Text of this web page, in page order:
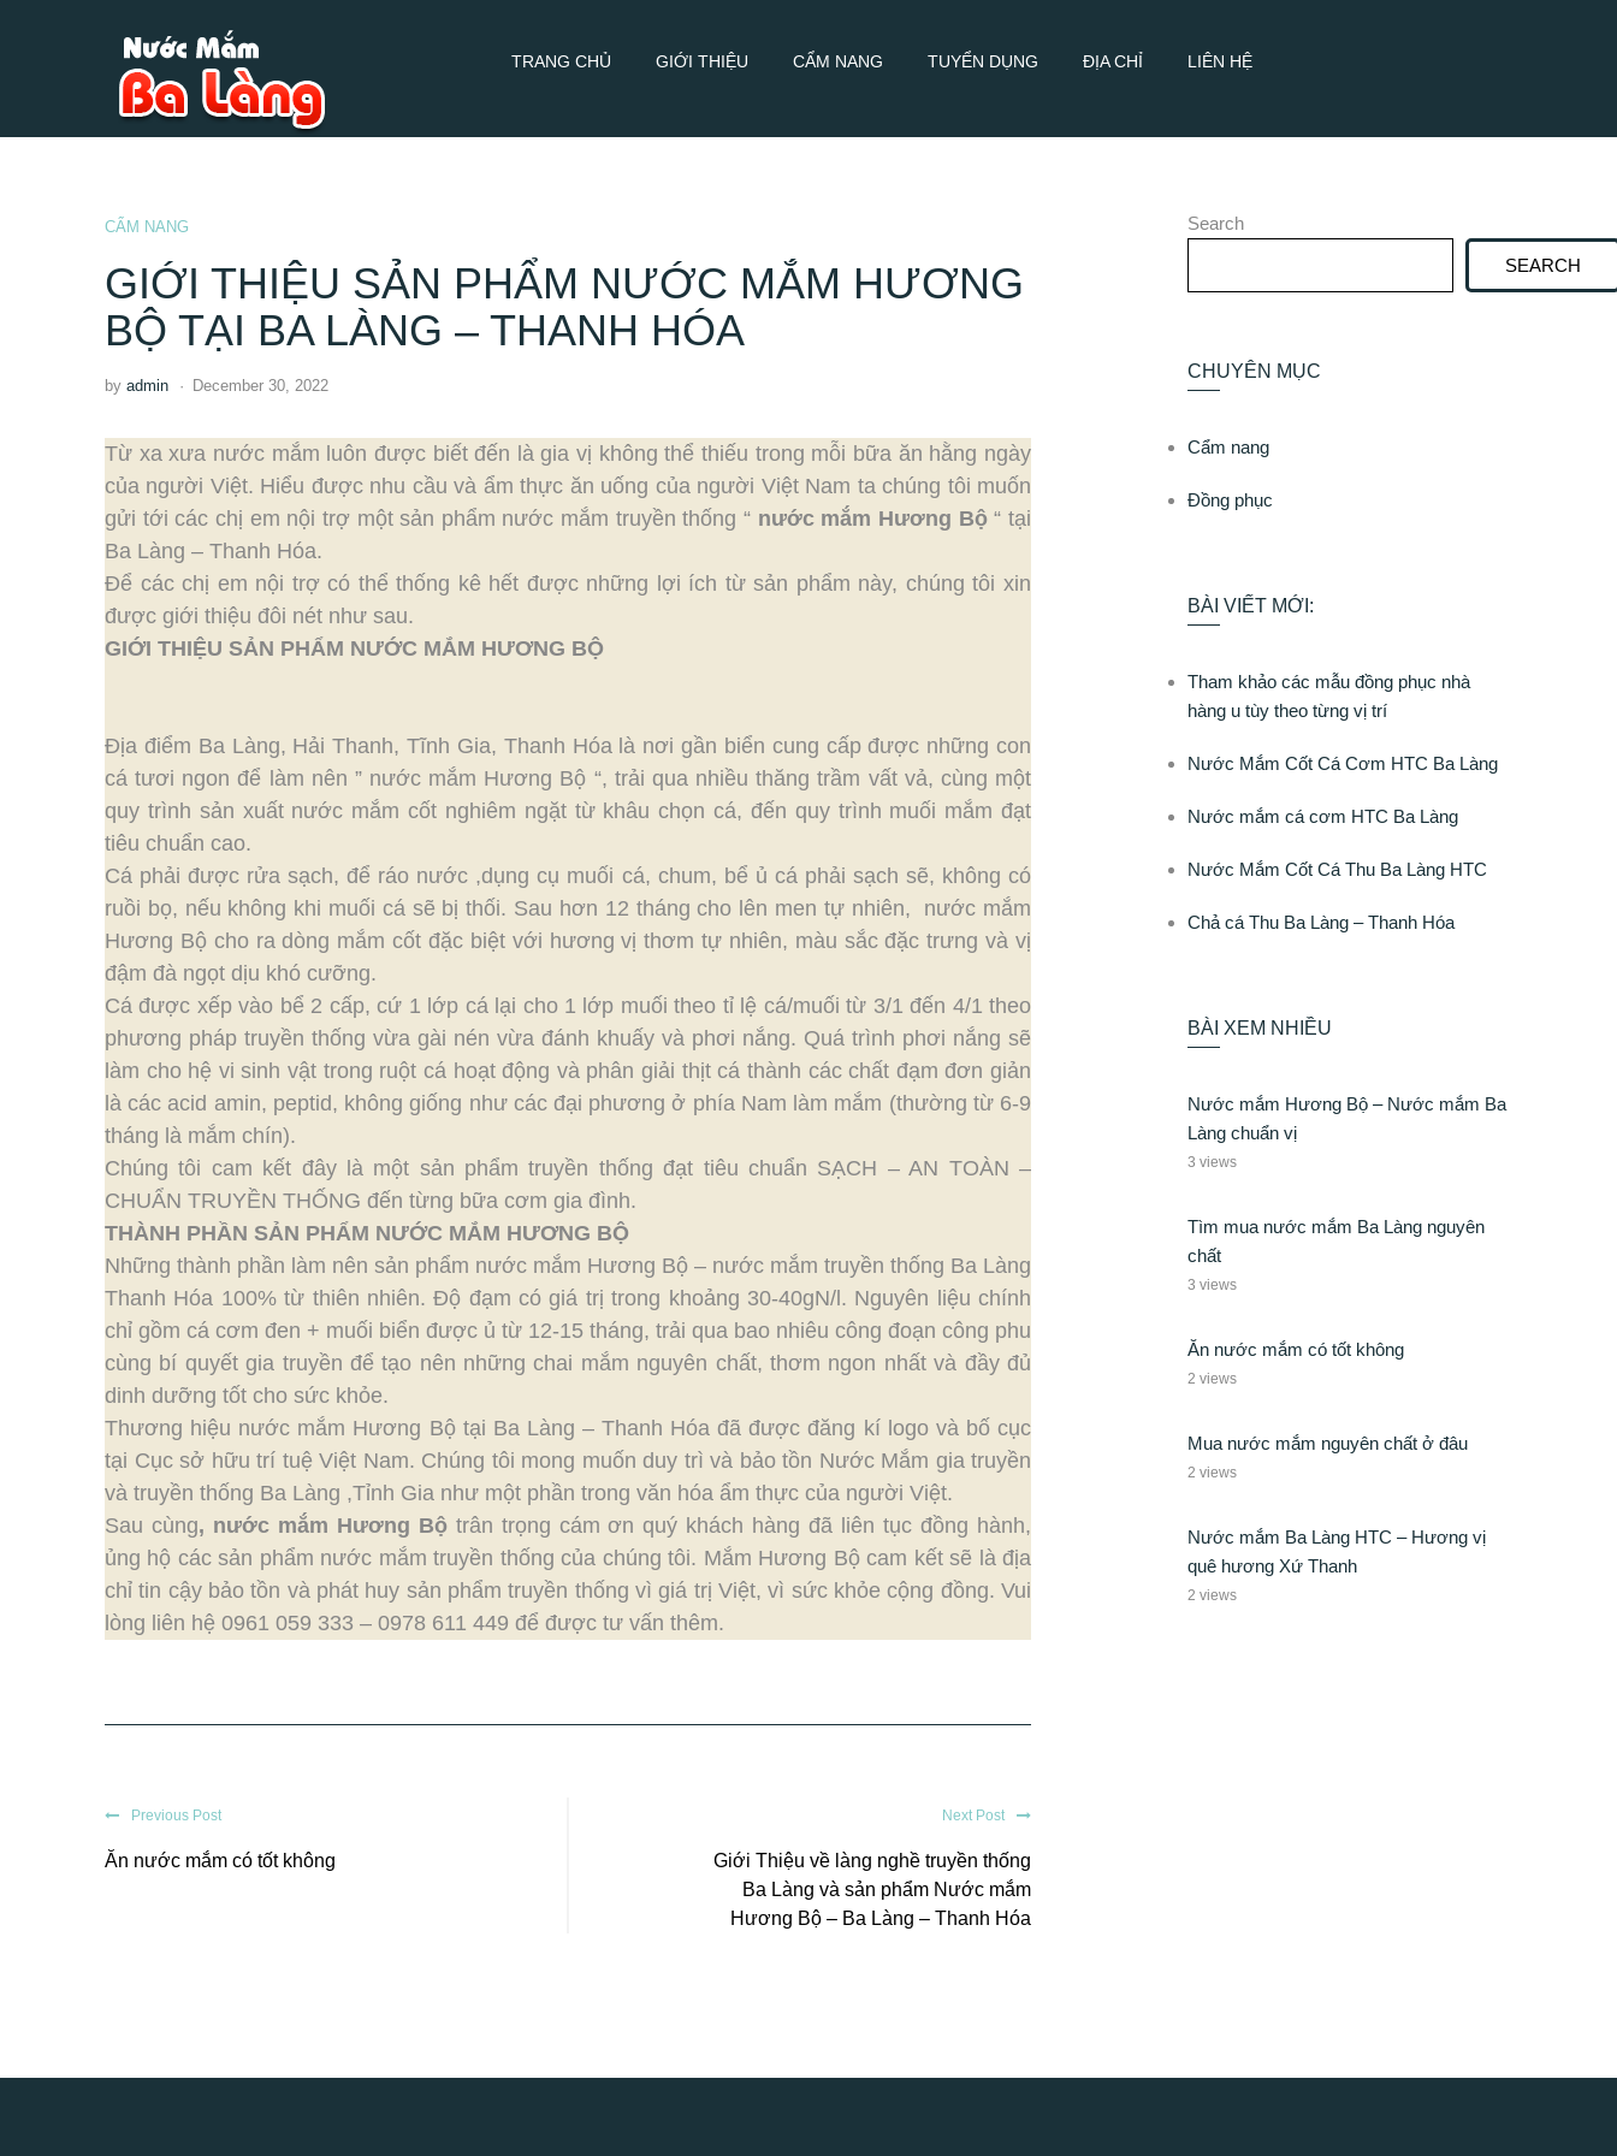
TRANG CHỦ GIỚI THIỆU CẨM NANG TUYỂN DỤNG ĐỊA CHỈ LIÊN HỆ
CẨM NANG
GIỚI THIỆU SẢN PHẨM NƯỚC MẮM HƯƠNG
BỘ TẠI BA LÀNG – THANH HÓA
by admin December 30, 2022
Từ xa xưa nước mắm luôn được biết đến là gia vị không thể thiếu trong mỗi bữa ăn hằng ngày
của người Việt. Hiểu được nhu cầu và ẩm thực ăn uống của người Việt Nam ta chúng tôi muốn
gửi tới các chị em nội trợ một sản phẩm nước mắm truyền thống “ nước mắm Hương Bộ “ tại
Ba Làng – Thanh Hóa.
Để các chị em nội trợ có thể thống kê hết được những lợi ích từ sản phẩm này, chúng tôi xin
được giới thiệu đôi nét như sau.
GIỚI THIỆU SẢN PHẨM NƯỚC MẮM HƯƠNG BỘ
Địa điểm Ba Làng, Hải Thanh, Tĩnh Gia, Thanh Hóa là nơi gần biển cung cấp được những con
cá tươi ngon để làm nên ” nước mắm Hương Bộ “, trải qua nhiều thăng trầm vất vả, cùng một
quy trình sản xuất nước mắm cốt nghiêm ngặt từ khâu chọn cá, đến quy trình muối mắm đạt
tiêu chuẩn cao.
Cá phải được rửa sạch, để ráo nước ,dụng cụ muối cá, chum, bể ủ cá phải sạch sẽ, không có
ruồi bọ, nếu không khi muối cá sẽ bị thối. Sau hơn 12 tháng cho lên men tự nhiên, nước mắm
Hương Bộ cho ra dòng mắm cốt đặc biệt với hương vị thơm tự nhiên, màu sắc đặc trưng và vị
đậm đà ngọt dịu khó cưỡng.
Cá được xếp vào bể 2 cấp, cứ 1 lớp cá lại cho 1 lớp muối theo tỉ lệ cá/muối từ 3/1 đến 4/1 theo
phương pháp truyền thống vừa gài nén vừa đánh khuấy và phơi nắng. Quá trình phơi nắng sẽ
làm cho hệ vi sinh vật trong ruột cá hoạt động và phân giải thịt cá thành các chất đạm đơn giản
là các acid amin, peptid, không giống như các đại phương ở phía Nam làm mắm (thường từ 6-9
tháng là mắm chín).
Chúng tôi cam kết đây là một sản phẩm truyền thống đạt tiêu chuẩn SẠCH – AN TOÀN –
CHUẨN TRUYỀN THỐNG đến từng bữa cơm gia đình.
THÀNH PHẦN SẢN PHẨM NƯỚC MẮM HƯƠNG BỘ
Những thành phần làm nên sản phẩm nước mắm Hương Bộ – nước mắm truyền thống Ba Làng
Thanh Hóa 100% từ thiên nhiên. Độ đạm có giá trị trong khoảng 30-40gN/l. Nguyên liệu chính
chỉ gồm cá cơm đen + muối biển được ủ từ 12-15 tháng, trải qua bao nhiêu công đoạn công phu
cùng bí quyết gia truyền để tạo nên những chai mắm nguyên chất, thơm ngon nhất và đầy đủ
dinh dưỡng tốt cho sức khỏe.
Thương hiệu nước mắm Hương Bộ tại Ba Làng – Thanh Hóa đã được đăng kí logo và bố cục
tại Cục sở hữu trí tuệ Việt Nam. Chúng tôi mong muốn duy trì và bảo tồn Nước Mắm gia truyền
và truyền thống Ba Làng ,Tỉnh Gia như một phần trong văn hóa ẩm thực của người Việt.
Sau cùng, nước mắm Hương Bộtrân trọng cám ơn quý khách hàng đã liên tục đồng hành,
ủng hộ các sản phẩm nước mắm truyền thống của chúng tôi. Mắm Hương Bộ cam kết sẽ là địa
chỉ tin cậy bảo tồn và phát huy sản phẩm truyền thống vì giá trị Việt, vì sức khỏe cộng đồng. Vui
lòng liên hệ 0961 059 333 – 0978 611 449 để được tư vấn thêm.
Previous Post
Ăn nước mắm có tốt không
Next Post
Giới Thiệu về làng nghề truyền thống
Ba Làng và sản phẩm Nước mắm
Hương Bộ – Ba Làng – Thanh Hóa
Search
SEARCH
CHUYÊN MỤC
Cẩm nang
Đồng phục
BÀI VIẾT MỚI:
Tham khảo các mẫu đồng phục nhà
hàng u tùy theo từng vị trí
Nước Mắm Cốt Cá Cơm HTC Ba Làng
Nước mắm cá cơm HTC Ba Làng
Nước Mắm Cốt Cá Thu Ba Làng HTC
Chả cá Thu Ba Làng – Thanh Hóa
BÀI XEM NHIỀU
Nước mắm Hương Bộ – Nước mắm Ba
Làng chuẩn vị
3 views
Tìm mua nước mắm Ba Làng nguyên
chất
3 views
Ăn nước mắm có tốt không
2 views
Mua nước mắm nguyên chất ở đâu
2 views
Nước mắm Ba Làng HTC – Hương vị
quê hương Xứ Thanh
2 views